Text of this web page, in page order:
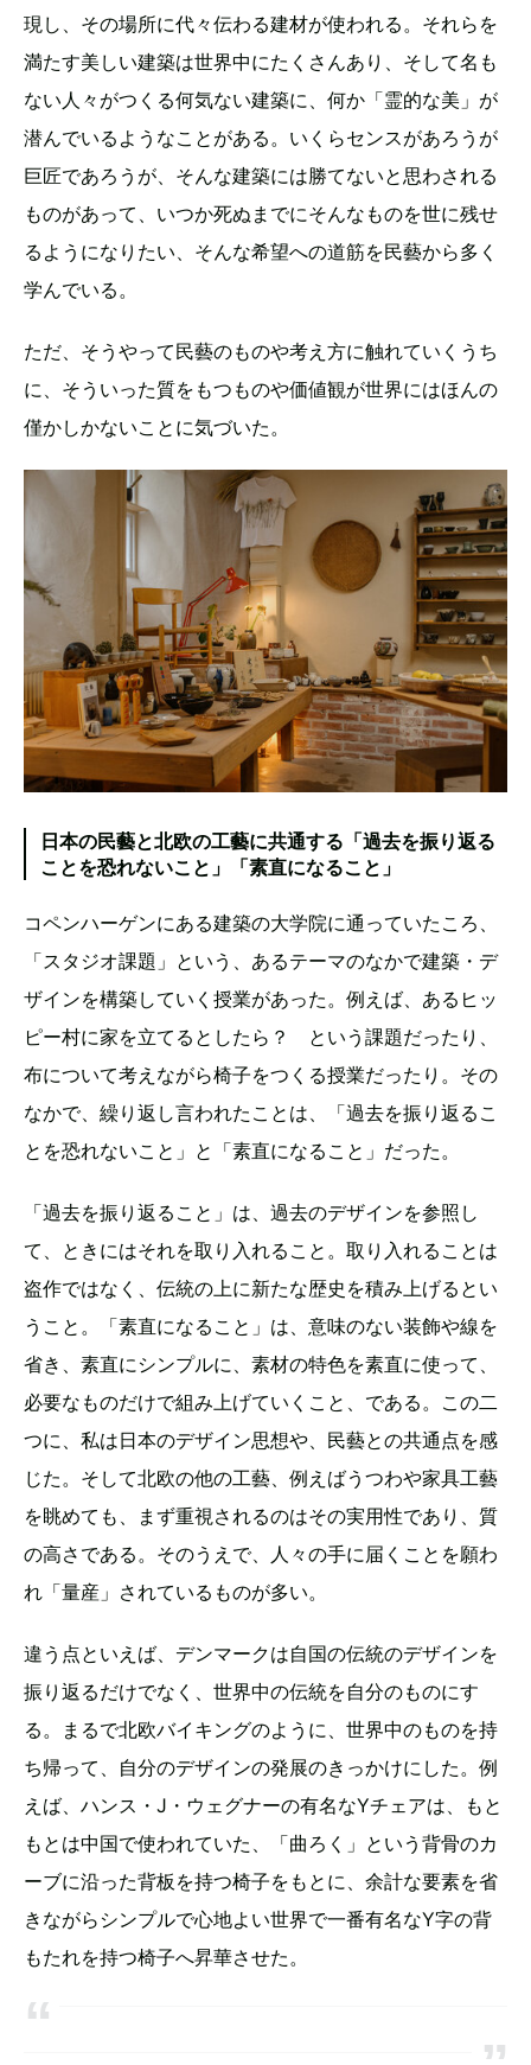
現し、その場所に代々伝わる建材が使われる。それらを
満たす美しい建築は世界中にたくさんあり、そして名も
ない人々がつくる何気ない建築に、何か「霊的な美」が
潜んでいるようなことがある。いくらセンスがあろうが
巨匠であろうが、そんな建築には勝てないと思わされる
ものがあって、いつか死ぬまでにそんなものを世に残せ
るようになりたい、そんな希望への道筋を民藝から多く
学んでいる。
ただ、そうやって民藝のものや考え方に触れていくうち
に、そういった質をもつものや価値観が世界にはほんの
僅かしかないことに気づいた。
日本の民藝と北欧の工藝に共通する「過去を振り返る
ことを恐れないこと」「素直になること」
コペンハーゲンにある建築の大学院に通っていたころ、
「スタジオ課題」という、あるテーマのなかで建築・デ
ザインを構築していく授業があった。例えば、あるヒッ
ピー村に家を立てるとしたら？ という課題だったり、
布について考えながら椅子をつくる授業だったり。その
なかで、繰り返し言われたことは、「過去を振り返るこ
とを恐れないこと」と「素直になること」だった。
「過去を振り返ること」は、過去のデザインを参照し
て、ときにはそれを取り入れること。取り入れることは
盗作ではなく、伝統の上に新たな歴史を積み上げるとい
うこと。「素直になること」は、意味のない装飾や線を
省き、素直にシンプルに、素材の特色を素直に使って、
必要なものだけで組み上げていくこと、である。この二
つに、私は日本のデザイン思想や、民藝との共通点を感
じた。そして北欧の他の工藝、例えばうつわや家具工藝
を眺めても、まず重視されるのはその実用性であり、質
の高さである。そのうえで、人々の手に届くことを願わ
れ「量産」されているものが多い。
違う点といえば、デンマークは自国の伝統のデザインを
振り返るだけでなく、世界中の伝統を自分のものにす
る。まるで北欧バイキングのように、世界中のものを持
ち帰って、自分のデザインの発展のきっかけにした。例
えば、ハンス・J・ウェグナーの有名なYチェアは、もと
もとは中国で使われていた、「曲ろく」という背骨のカ
ーブに沿った背板を持つ椅子をもとに、余計な要素を省
きながらシンプルで心地よい世界で一番有名なY字の背
もたれを持つ椅子へ昇華させた。